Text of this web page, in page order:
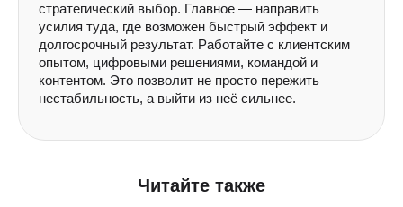
стратегический выбор. Главное — направить
усилия туда, где возможен быстрый эффект и
долгосрочный результат. Работайте с клиентским
опытом, цифровыми решениями, командой и
контентом. Это позволит не просто пережить
нестабильность, а выйти из неё сильнее.
Читайте также
в вашей клиентской базе